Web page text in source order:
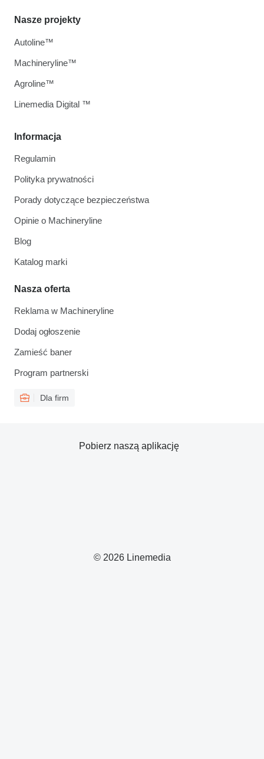
Informacja
Regulamin
Polityka prywatności
Porady dotyczące bezpieczeństwa
Opinie o Machineryline
Blog
Katalog marki
Nasza oferta
Reklama w Machineryline
Dodaj ogłoszenie
Zamieść baner
Program partnerski
Dla firm
Nasze projekty
Autoline™
Machineryline™
Agroline™
Linemedia Digital ™
© 2026 Linemedia
Pobierz naszą aplikację